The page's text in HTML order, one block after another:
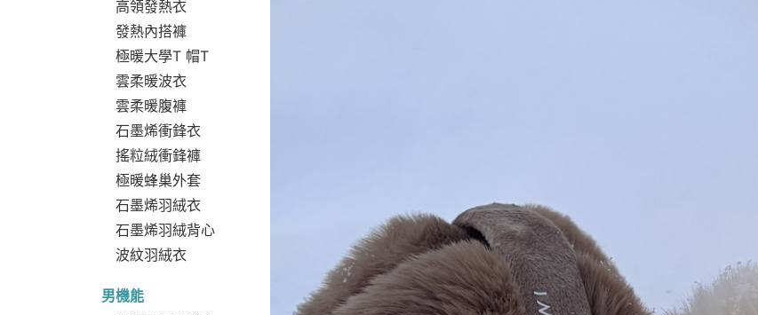
高領發熱衣
發熱內搭褲
極暖大學T 帽T
雲柔暖波衣
雲柔暖腹褲
石墨烯衝鋒衣
搖粒絨衝鋒褲
極暖蜂巢外套
石墨烯羽絨衣
石墨烯羽絨背心
波紋羽絨衣
男機能